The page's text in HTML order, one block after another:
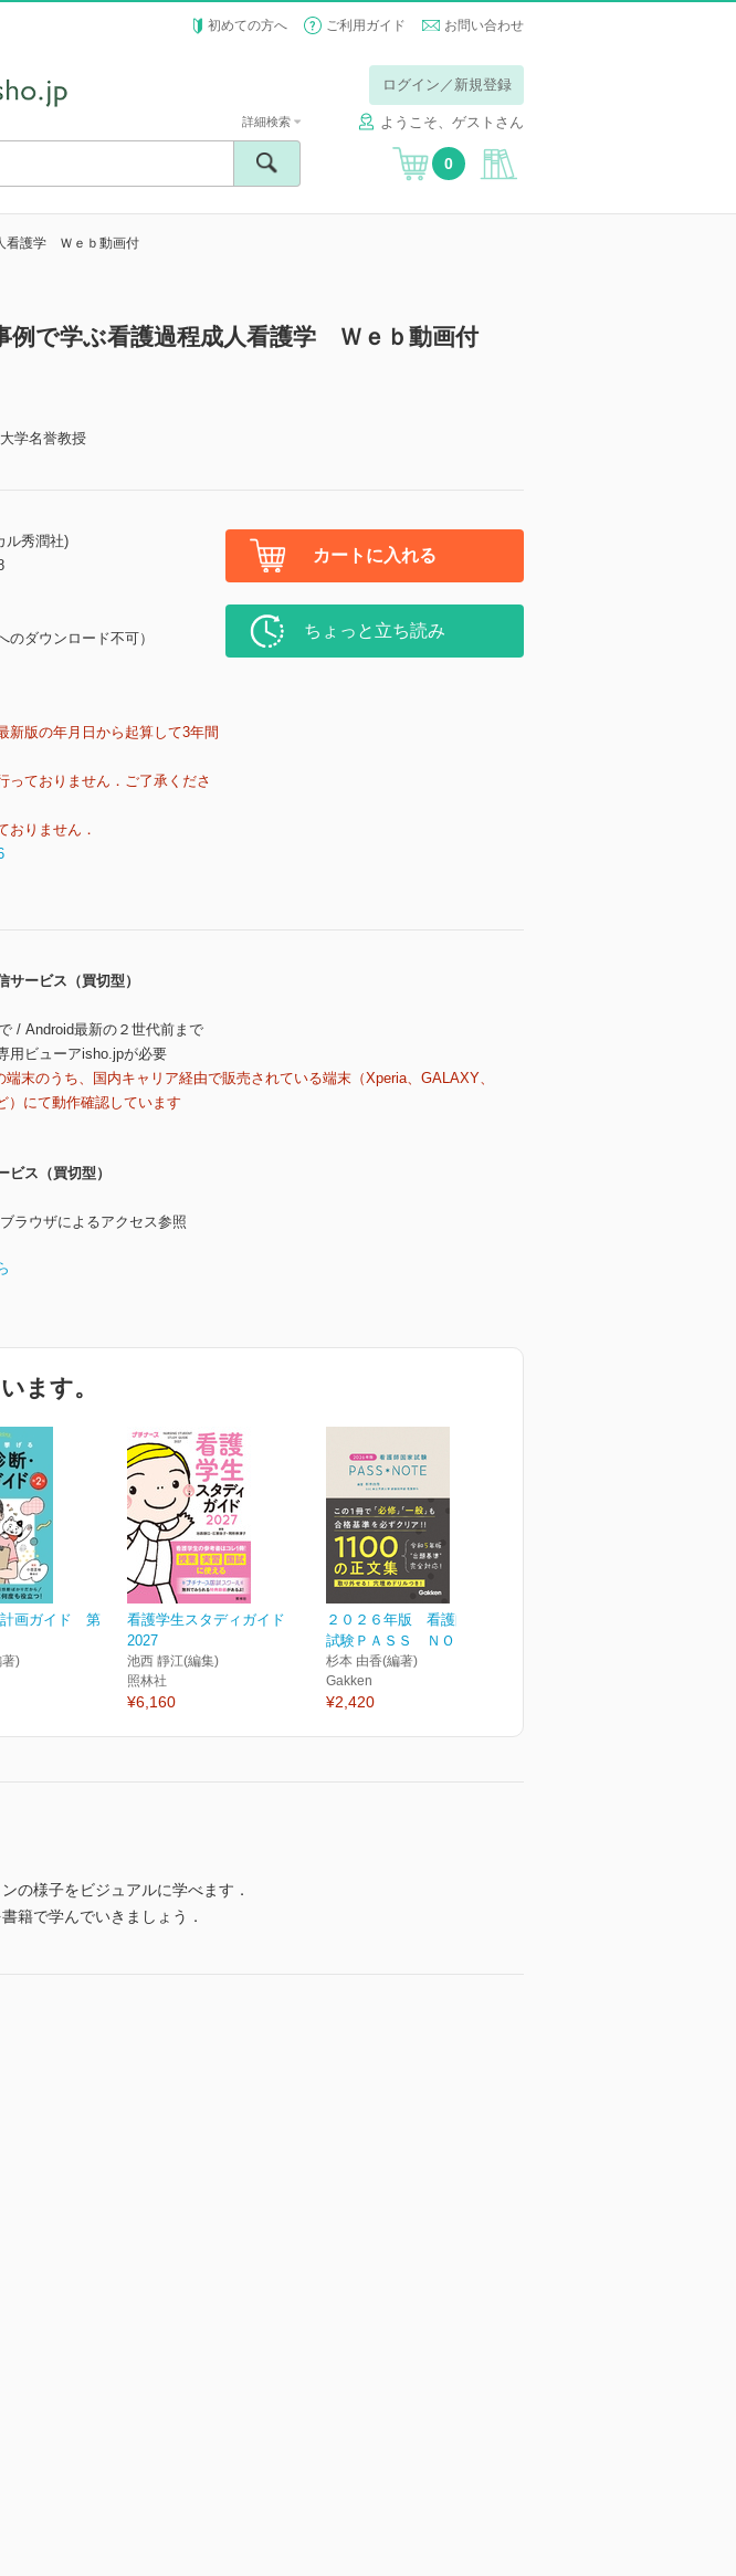
初めての方へ ご利用ガイド お問い合わせ
ログイン／新規登録
ようこそ、ゲストさん
詳細検索
0
看護学 Ｗｅｂ動画付
例で学ぶ看護過程成人看護学 Ｗｅｂ動画付
学名誉教授
ル秀潤社)
のダウンロード不可）
新版の年月日から起算して3年間
っておりません．ご了承くださ
おりません．
カートに入れる
ちょっと立ち読み
サービス（買切型）
/ Android最新の２世代前まで
用ビューアisho.jpが必要
末のうち、国内キャリア経由で販売されている端末（Xperia、GALAXY、
）にて動作確認しています
ビス（買切型）
ラウザによるアクセス参照
ます。
計画ガイド 第
)
看護学生スタディガイド
2027
池西 靜江(編集)
照林社
¥6,160
２０２６年版 看護師国家
試験ＰＡＳＳ ＮＯＴＥ
杉本 由香(編著)
Gakken
¥2,420
の様子をビジュアルに学べます．
籍で学んでいきましょう．